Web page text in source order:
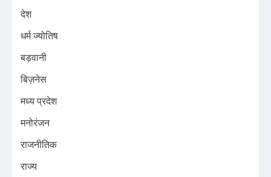
देश
धर्म ज्योतिष
बड़वानी
बिज़नेस
मध्य प्रदेश
मनोरंजन
राजनीतिक
राज्य